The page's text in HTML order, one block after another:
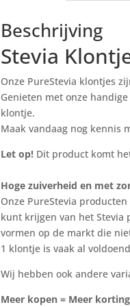
Beschrijving
Stevia
Onze PureStevia klontjes
Genieten met onze
klontje.
Maak vandaag nog kennis
Let op! Dit product komt
Hoge zuiverheid en met
Onze PureStevia
kunt krijgen van het Stevia
vormen op de markt die
1 klontje is vaak al
Wij hebben ook andere
Meer kopen = Meer